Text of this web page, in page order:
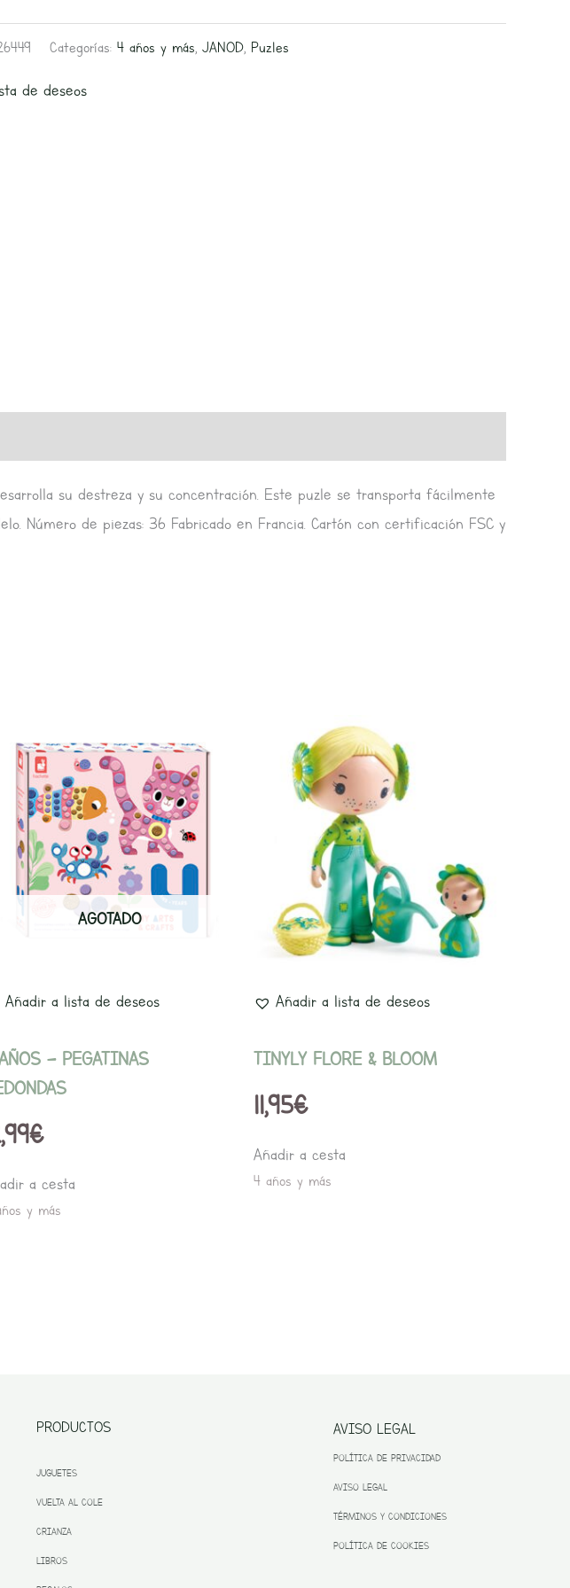
Categorías: 4 años y más, JANOD, Puzles
de deseos
su destreza y su concentración. Este puzle se transporta fácilmente
Número de piezas: 36 Fabricado en Francia. Cartón con certificación FSC y
AGOTADO
Añadir a lista de deseos
– PEGATINAS
€
a cesta
y más
Añadir a lista de deseos
TINYLY FLORE & BLOOM
11,95€
Añadir a cesta
4 años y más
PRODUCTOS
JUGUETES
VUELTA AL COLE
CRIANZA
LIBROS
AVISO LEGAL
POLÍTICA DE PRIVACIDAD
AVISO LEGAL
TÉRMINOS Y CONDICIONES
POLÍTICA DE COOKIES